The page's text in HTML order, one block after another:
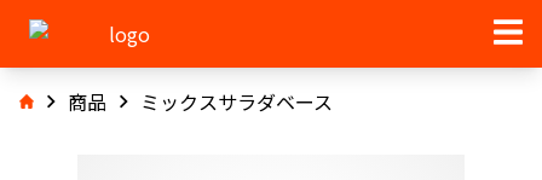
商品 ミックスサラダベース